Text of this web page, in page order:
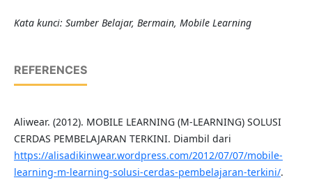
Kata kunci: Sumber Belajar, Bermain, Mobile Learning
REFERENCES
Aliwear. (2012). MOBILE LEARNING (M-LEARNING) SOLUSI
CERDAS PEMBELAJARAN TERKINI. Diambil dari
https://alisadikinwear.wordpress.com/2012/07/07/mobile-
learning-m-learning-solusi-cerdas-pembelajaran-terkini/.